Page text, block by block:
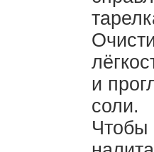
и
соли.
Чтобы